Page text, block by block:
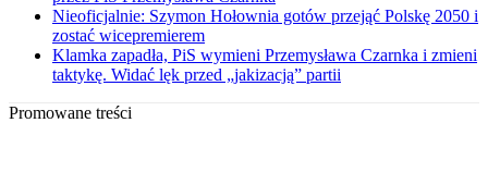
Nieoficjalnie: Szymon Hołownia gotów przejąć Polskę 2050 i
zostać wicepremierem
Klamka zapadła, PiS wymieni Przemysława Czarnka i zmieni
taktykę. Widać lęk przed „jakizacją” partii
Promowane treści